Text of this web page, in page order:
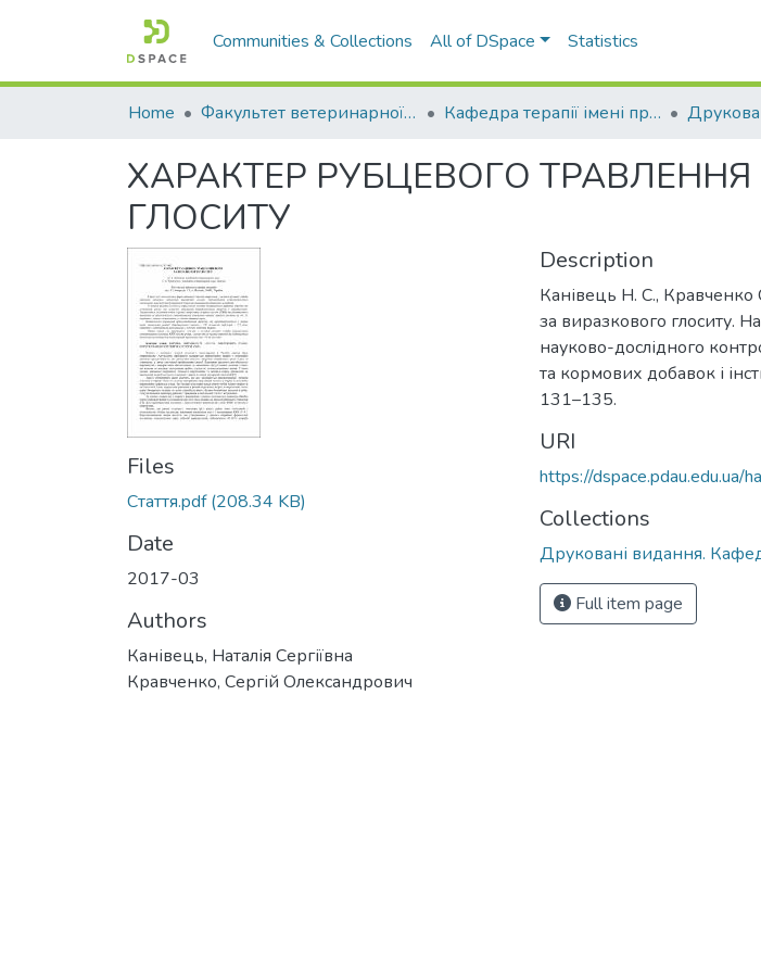
Communities & Collections All of DSpace Statistics
Home Факультет ветеринарної медицини Кафедра терапії імені професора П. І. Локеса
ХАРАКТЕР РУБЦЕВОГО
ГЛОСИТУ
Files
Стаття.pdf(208.34 KB)
Date
2017-03
Authors
Канівець, Наталія Сергіївна
Кравченко, Сергій Олександрович
Description
Канівець Н. С., Кравченко
за виразкового глоситу.
науково-дослідного
та кормових добавок і
131–135.
URI
https://
Collections
Друковані видання.
Full item page